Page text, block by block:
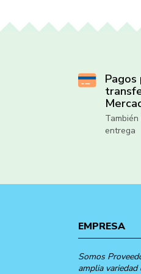
Pagos
entrega
EMPRESA
Somos
amplia